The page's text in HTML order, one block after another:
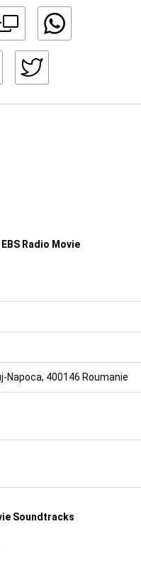
Radio Movie
Napoca, 400146 Roumanie
Soundtracks